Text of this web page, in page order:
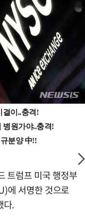
트럼프 미국 행정부
에 서명한 것으로
다.